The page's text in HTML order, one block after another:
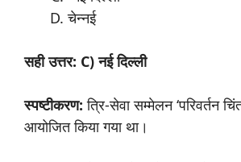
चेन्नई
सही उत्तर: C) नई दिल्ली
स्पष्टीकरण: त्रि-सेवा सम्मेलन ‘परिवर्तन
आयोजित किया गया था।